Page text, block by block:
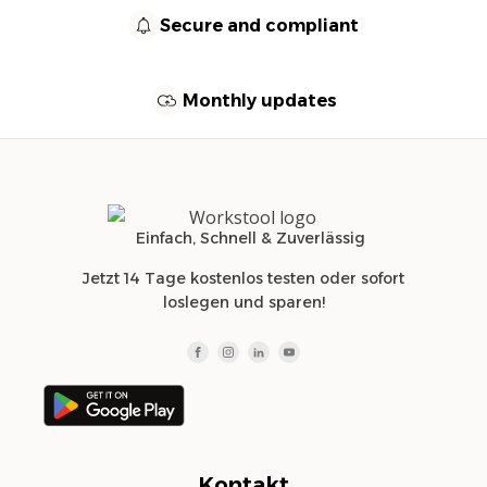
Secure and compliant
Monthly updates
Einfach, Schnell & Zuverlässig
Jetzt 14 Tage kostenlos testen oder sofort
loslegen und sparen!